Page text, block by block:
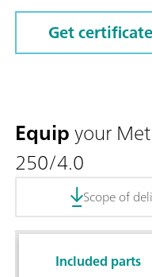
Get certificate
Equipyour
250/4.0
Scope of
Included parts